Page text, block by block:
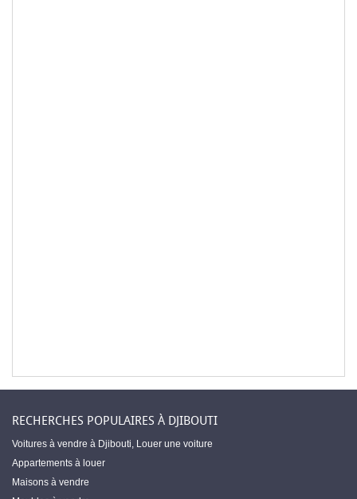
RECHERCHES POPULAIRES À DJIBOUTI
Voitures à vendre à Djibouti, Louer une voiture
Appartements à louer
Maisons à vendre